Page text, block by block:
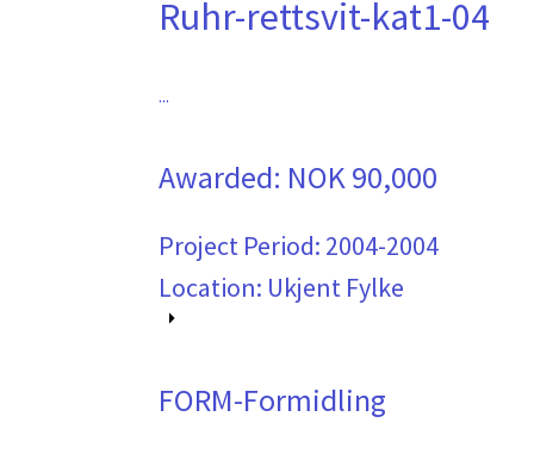
Ruhr-rettsvit-kat1-04
...
Awarded: NOK 90,000
Project Period: 2004-2004
Location: Ukjent Fylke
FORM-Formidling